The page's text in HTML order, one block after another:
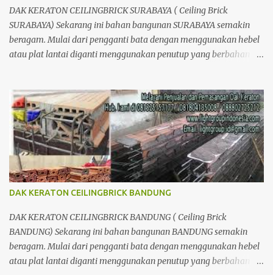
DAK KERATON CEILINGBRICK SURABAYA ( Ceiling Brick
SURABAYA) Sekarang ini bahan bangunan SURABAYA semakin
beragam. Mulai dari pengganti bata dengan menggunakan hebel
atau plat lantai diganti menggunakan penutup yang berbahan
DAK KERATON CEILINGBRICK BANDUNG
DAK KERATON CEILINGBRICK BANDUNG ( Ceiling Brick
BANDUNG) Sekarang ini bahan bangunan BANDUNG semakin
beragam. Mulai dari pengganti bata dengan menggunakan hebel
atau plat lantai diganti menggunakan penutup yang berbahan